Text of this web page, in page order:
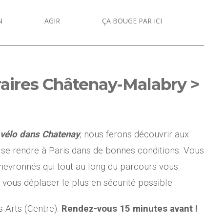
AGIR ÇA BOUGE PAR ICI
Châtenay-Malabry >
dans Chatenay, nous ferons découvrir aux
rendre à Paris dans de bonnes conditions. Vous
qui tout au long du parcours vous
déplacer le plus en sécurité possible.
Arts (Centre). Rendez-vous 15 minutes avant !